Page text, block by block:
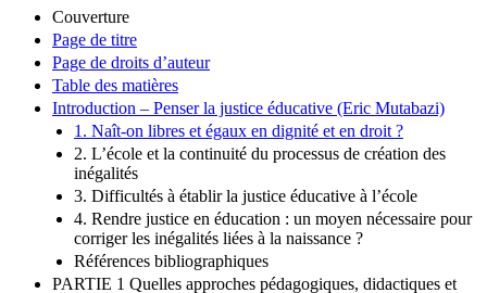
Couverture
Page de titre
Page de droits d’auteur
Table des matières
Introduction – Penser la justice éducative (Eric Mutabazi)
1. Naît-on libres et égaux en dignité et en droit ?
2. L’école et la continuité du processus de création des
inégalités
3. Difficultés à établir la justice éducative à l’école
4. Rendre justice en éducation : un moyen nécessaire pour
corriger les inégalités liées à la naissance ?
Références bibliographiques
PARTIE 1 Quelles approches pédagogiques, didactiques et